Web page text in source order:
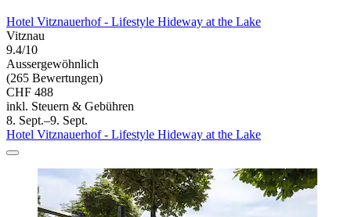
Hotel Vitznauerhof - Lifestyle Hideway at the Lake
Vitznau
9.4/10
Aussergewöhnlich
(265 Bewertungen)
CHF 488
inkl. Steuern & Gebühren
8. Sept.–9. Sept.
Hotel Vitznauerhof - Lifestyle Hideway at the Lake